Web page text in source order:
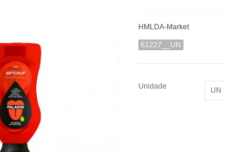
HMLDA-Market
61227__UN
Unidade UN